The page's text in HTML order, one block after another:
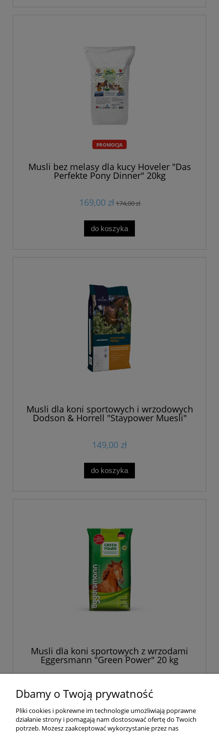
PROMOCJA
Musli bez melasy dla kucy Hoveler "Das
Perfekte Pony Dinner" 20kg
169,00 zł174,00 zł
do koszyka
Musli dla koni sportowych i wrzodowych
Dodson & Horrell "Staypower Muesli"
149,00 zł
do koszyka
Musli dla koni sportowych z wrzodami
Eggersmann "Green Power" 20 kg
do koszyka
Dbamy o Twoją prywatność
Pliki cookies i pokrewne im technologie umożliwiają poprawne
działanie strony i pomagają nam dostosować ofertę do Twoich
potrzeb. Możesz zaakceptować wykorzystanie przez nas